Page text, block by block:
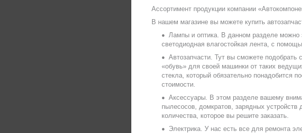
Ассортимент продукции компании
В нашем магазине вы можете купить
Лампы и оптика. В данном разделе можно
светодиодная влагостойкая лента, с
Автозапчасти. Тут вы сможете
«обувь» для своей машинки от таких
стекла, который обязательно понадобится
стоимости.
Аксессуары. В этом разделе вашему
пылесосов, домкратов, зарядных
количества, которое вы решите заказать.
Электрика. У нас есть все для ремонта